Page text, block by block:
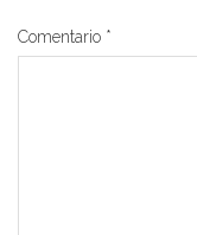
Comentario *